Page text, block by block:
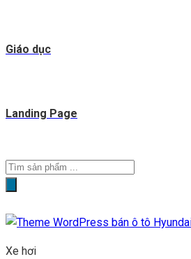
Giáo dục
Landing Page
Tìm
phẩm
Xe hơi